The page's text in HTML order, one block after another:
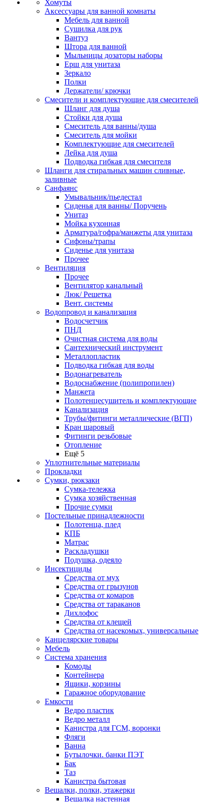
Хомуты
Аксессуары для ванной комнаты
Мебель для ванной
Сушилка для рук
Вантуз
Штора для ванной
Мыльницы дозаторы наборы
Ерш для унитаза
Зеркало
Полки
Держатели/ крючки
Смесители и комплектующие для смесителей
Шланг для душа
Стойки для душа
Смеситель для ванны/душа
Смеситель для мойки
Комплектующие для смесителей
Лейка для душа
Подводка гибкая для смесителя
Шланги для стиральных машин сливные,
заливные
Санфаянс
Умывальник/пьедестал
Сиденья для ванны/ Поручень
Унитаз
Мойка кухонная
Арматура/гофра/манжеты для унитаза
Сифоны/трапы
Сиденье для унитаза
Прочее
Вентиляция
Прочее
Вентилятор канальный
Люк/ Решетка
Вент. системы
Водопровод и канализация
Водосчетчик
ПНД
Очистная система для воды
Сантехнический инструмент
Металлопластик
Подводка гибкая для воды
Водонагреватель
Водоснабжение (полипропилен)
Манжета
Полотенцесушитель и комплектующие
Канализация
Трубы/фитинги металлические (ВГП)
Кран шаровый
Фитинги резьбовые
Отопление
Ещё 5
Уплотнительные материалы
Прокладки
Сумки, рюкзаки
Сумка-тележка
Сумка хозяйственная
Прочие сумки
Постельные принадлежности
Полотенца, плед
КПБ
Матрас
Раскладушки
Подушка, одеяло
Инсектициды
Средства от мух
Средства от грызунов
Средства от комаров
Средства от тараканов
Дихлофос
Средства от клещей
Средства от насекомых, универсальные
Канцелярские товары
Мебель
Система хранения
Комоды
Контейнера
Ящики, корзины
Гаражное оборудование
Емкости
Ведро пластик
Ведро металл
Канистра для ГСМ, воронки
Фляги
Ванна
Бутылочки. банки ПЭТ
Бак
Таз
Канистра бытовая
Вешалки, полки, этажерки
Вешалка настенная